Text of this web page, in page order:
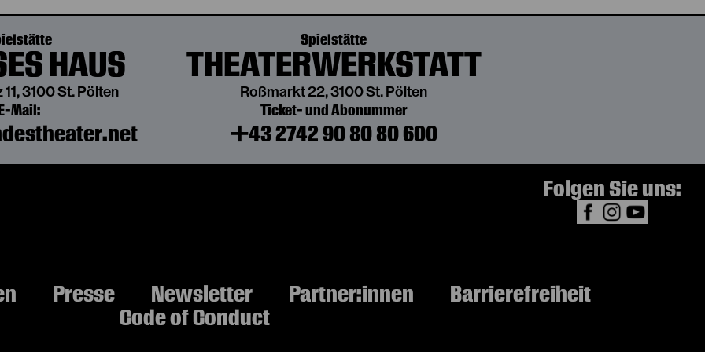
DIE GEIERWALLY
von Wilhelmine von Hillern
HAUS
3100 St. Pölten
Spielstätte
THEATERWERKSTATT
Roßmarkt 22, 3100 St. Pölten
Ticket- und Abonummer
+43 2742 90 80 80 600
Mail:
Folgen Sie uns:
Presse Newsletter Partner:innen
Barrierefreiheit
Code of Conduct